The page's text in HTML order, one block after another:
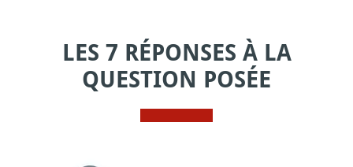
LES 7 RÉPONSES À LA
QUESTION POSÉE